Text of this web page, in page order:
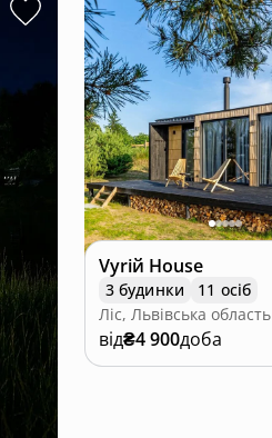
Vyriй House
3 будинки
11 осіб
Ліс, Львівська область
від₴4 900доба